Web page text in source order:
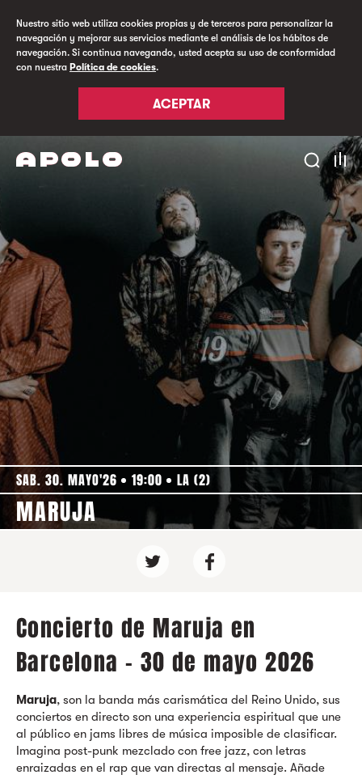
Nuestro sitio web utiliza cookies propias y de terceros para personalizar la
navegación y mejorar sus servicios mediante el análisis de los hábitos de
navegación. Si continua navegando, usted acepta su uso de conformidad
con nuestra Política de cookies.
ACEPTAR
SAB. 30. MAYO'26 19:00 LA (2)
MARUJA
Concierto de Maruja en
Barcelona - 30 de mayo 2026
Maruja, son la banda más carismática del Reino Unido, sus
conciertos en directo son una experiencia espiritual que une
al público en jams libres de música imposible de clasificar.
Imagina post-punk mezclado con free jazz, con letras
enraizadas en el rap que van directas al mensaje. Añade